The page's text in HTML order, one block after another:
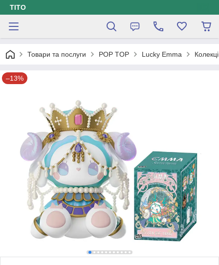
ТІТО
Товари та послуги POP TOP Lucky Emma
–13%